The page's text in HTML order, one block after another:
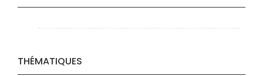
THÉMATIQUES